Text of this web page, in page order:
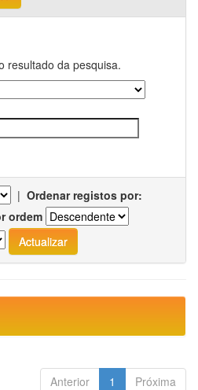
resultado da pesquisa.
| Ordenar registos por:
ordem
Anterior 1 Próxima